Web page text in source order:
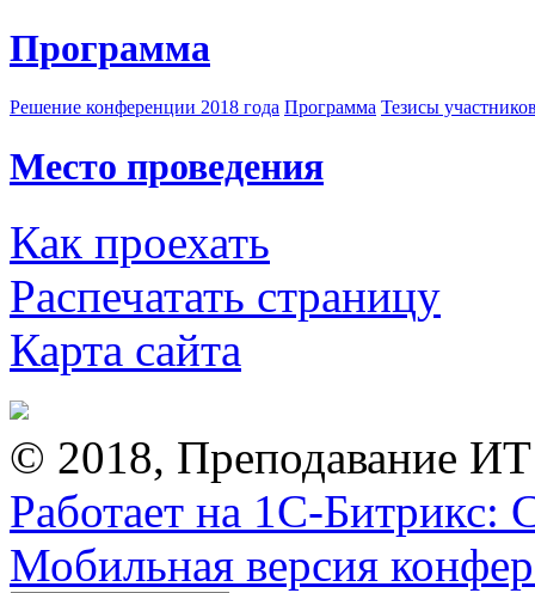
Программа
Решение конференции 2018 года Программа Тезисы
Место проведения
Как проехать
Распечатать страницу
Карта сайта
© 2018, Преподавание
Работает на 1С-Битрикс:
Мобильная версия